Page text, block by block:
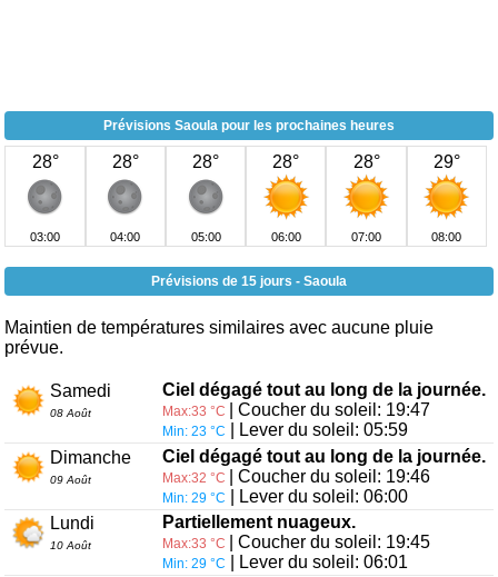
Prévisions Saoula pour les prochaines heures
28°
03:00
28°
04:00
28°
05:00
28°
06:00
28°
07:00
29°
08:00
Prévisions de 15 jours - Saoula
Maintien de températures similaires avec aucune pluie
prévue.
Samedi
08 Août
Ciel dégagé tout au long de la journée.
Max:33 °C | Coucher du soleil: 19:47
Min: 23 °C
| Lever du soleil: 05:59
Dimanche
09 Août
Ciel dégagé tout au long de la journée.
Max:32 °C | Coucher du soleil: 19:46
Min: 29 °C
| Lever du soleil: 06:00
Lundi
10 Août
Partiellement nuageux.
Max:33 °C | Coucher du soleil: 19:45
Min: 29 °C
| Lever du soleil: 06:01